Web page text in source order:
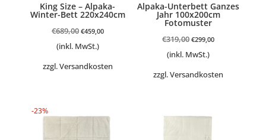
King Size – Alpaka-
Winter-Bett 220x240cm
€689,00Ursprünglicher
Preis
€459,00Aktueller
(inkl. MwSt.)
zzgl.Versandkosten
Alpaka-Unterbett Ganzes
Jahr 100x200cm
Fotomuster
€319,00Ursprünglicher
Preis
€299,00Aktueller
(inkl. MwSt.)
zzgl.Versandkosten
-23%